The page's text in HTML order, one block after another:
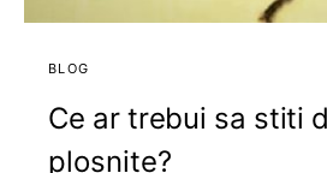
BLOG
Ce ar trebui sa stiti
plosnite?